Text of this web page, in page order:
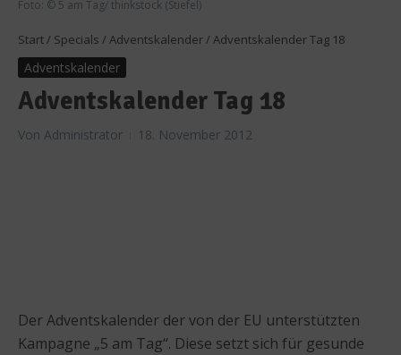
Foto: © 5 am Tag/ thinkstock (Stiefel)
Start / Specials / Adventskalender / Adventskalender Tag 18
Adventskalender
Adventskalender Tag 18
Von Administrator 18. November 2012
Der Adventskalender der von der EU unterstützten
Kampagne „5 am Tag“. Diese setzt sich für gesunde